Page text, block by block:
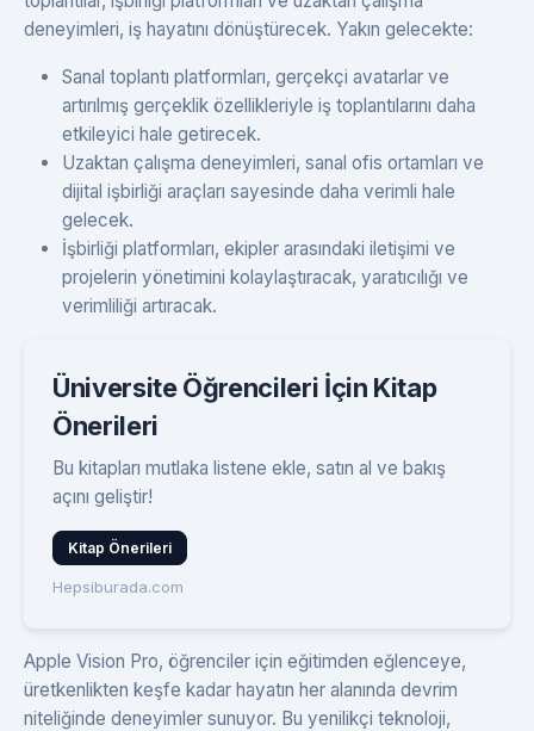
deneyimleri, iş hayatını dönüştürecek. Yakın gelecekte:
Sanal toplantı platformları, gerçekçi avatarlar ve
artırılmış gerçeklik özellikleriyle iş toplantılarını daha
etkileyici hale getirecek.
Uzaktan çalışma deneyimleri, sanal ofis ortamları ve
dijital işbirliği araçları sayesinde daha verimli hale
gelecek.
İşbirliği platformları, ekipler arasındaki iletişimi ve
projelerin yönetimini kolaylaştıracak, yaratıcılığı ve
verimliliği artıracak.
Üniversite Öğrencileri İçin Kitap
Önerileri
Bu kitapları mutlaka listene ekle, satın al ve bakış
açını geliştir!
Kitap Önerileri
Hepsiburada.com
Apple Vision Pro, öğrenciler için eğitimden eğlenceye,
üretkenlikten keşfe kadar hayatın her alanında devrim
niteliğinde deneyimler sunuyor. Bu yenilikçi teknoloji,